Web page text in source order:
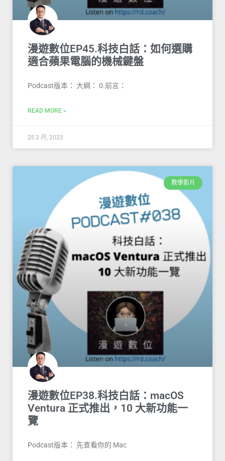
漫遊數位EP45.科技白話：如何選購
適合蘋果電腦的機械鍵盤
Podcast版本： 大綱： 0.前言：
READ MORE »
25 2 月, 2023
教學影片
漫遊數位EP38.科技白話：macOS
Ventura 正式推出，10 大新功能一
覽
Podcast版本： 先查看你的 Mac